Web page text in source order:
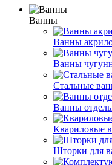
Ванны
Ванны
Ванны
Стальные
Ванны
Квариловые
Шторки для